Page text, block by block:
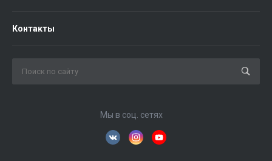
Контакты
Мы в соц. сетях